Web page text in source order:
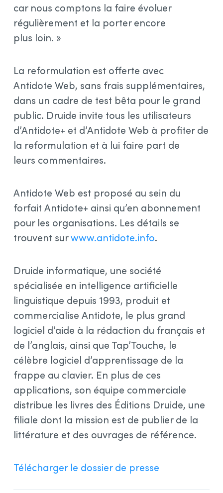
car nous comptons la faire évoluer
régulièrement et la porter encore
plus loin. »
La reformulation est offerte avec
Antidote Web, sans frais supplémentaires,
dans un cadre de test bêta pour le grand
public. Druide invite tous les utilisateurs
d’Antidote+ et d’Antidote Web à profiter de
la reformulation et à lui faire part de
leurs commentaires.
Antidote Web est proposé au sein du
forfait Antidote+ ainsi qu’en abonnement
pour les organisations. Les détails se
trouvent surwww.antidote.info.
Druide informatique, une société
spécialisée en intelligence artificielle
linguistique depuis 1993, produit et
commercialise Antidote, le plus grand
logiciel d’aide à la rédaction du français et
de l’anglais, ainsi que Tap’Touche, le
célèbre logiciel d’apprentissage de la
frappe au clavier. En plus de ces
applications, son équipe commerciale
distribue les livres des Éditions Druide, une
filiale dont la mission est de publier de la
littérature et des ouvrages de référence.
Télécharger le dossier de presse